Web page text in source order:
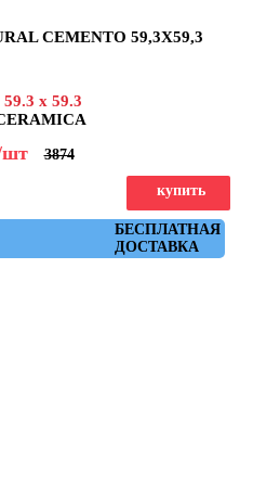
CEMENTO 59,3X59,3
59.3 x 59.3
3874
БЕСПЛАТНАЯ
ДОСТАВКА
купить